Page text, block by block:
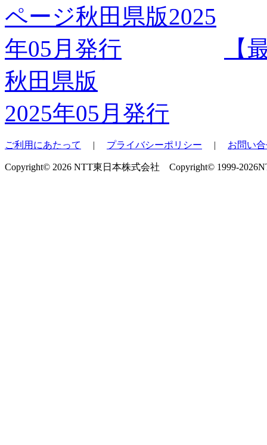
【
秋田県版
2025年05月発行
ご利用にあたって | プライバシーポリシー | お問い
Copyright© 2026 NTT東日本株式会社 Copyright© 1999-